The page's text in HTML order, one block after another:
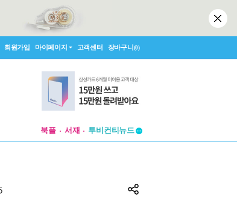
회원가입 마이페이지 고객센터 장바구니(0)
북플 서재
투비컨티뉴드